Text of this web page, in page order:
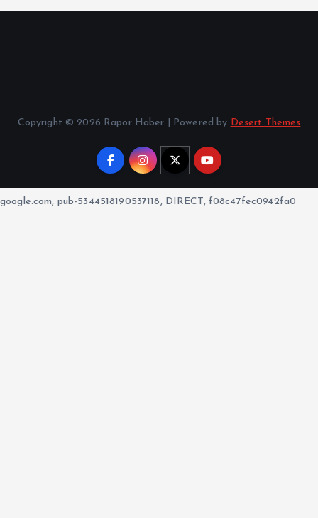
Copyright © 2026 Rapor Haber | Powered by Desert Themes
google.com, pub-5344518190537118, DIRECT, f08c47fec0942fa0